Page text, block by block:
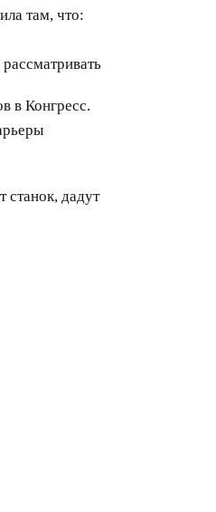
там, что:
в Конгресс.
станок, дадут